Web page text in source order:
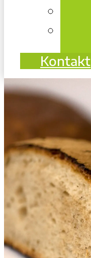
Kontakt